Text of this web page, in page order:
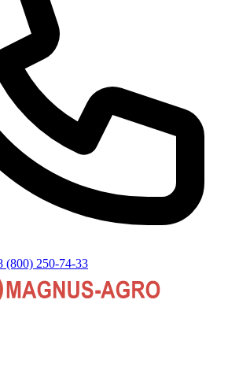
(800) 250-74-33